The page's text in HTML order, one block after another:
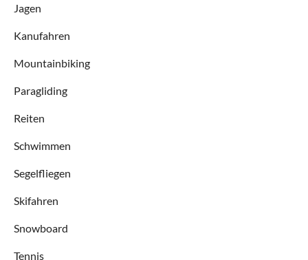
Jagen
Kanufahren
Mountainbiking
Paragliding
Reiten
Schwimmen
Segelfliegen
Skifahren
Snowboard
Tennis